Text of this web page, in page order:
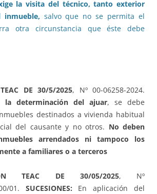
la visita del técnico, tanto exterior
salvo que no se permita el
otra circunstancia que éste debe
DE 30/5/2025, Nº 00-06258-2024.
la determinación del ajuar, se debe
destinados a vivienda habitual
del causante y no otros. No deben
arrendados ni tampoco los
a familiares o a terceros
TEAC DE 30/05/2025, Nº
01. SUCESIONES: En aplicación del